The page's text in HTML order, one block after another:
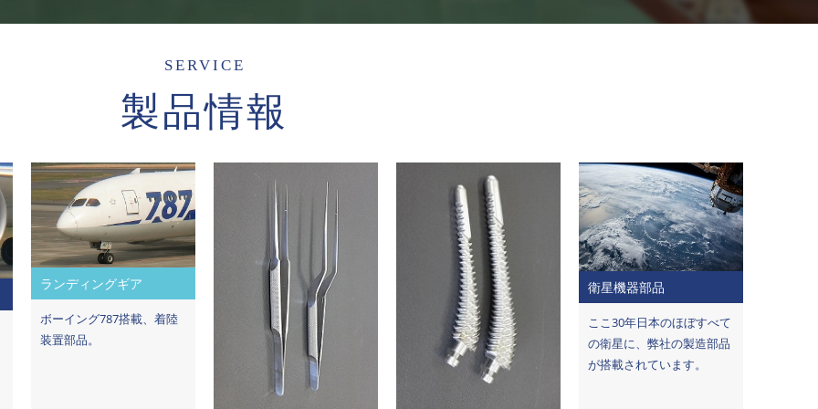
SERVICE
製品情報
ランディングギア
ボーイング787搭載、着陸
装置部品。
衛星機器部品
ここ30年日本のほぼすべて
の衛星に、弊社の製造部品
が搭載されています。